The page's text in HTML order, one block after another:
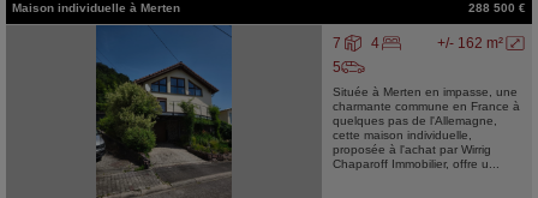
Maison individuelle à Merten 288 500 €
+/- 162 m²
7
4
5
Située à Merten en impasse, une
charmante commune en France à
quelques pas de l'Allemagne,
cette maison individuelle,
proposée à l'achat par Wirrig
Chaparoff Immobilier, offre u...